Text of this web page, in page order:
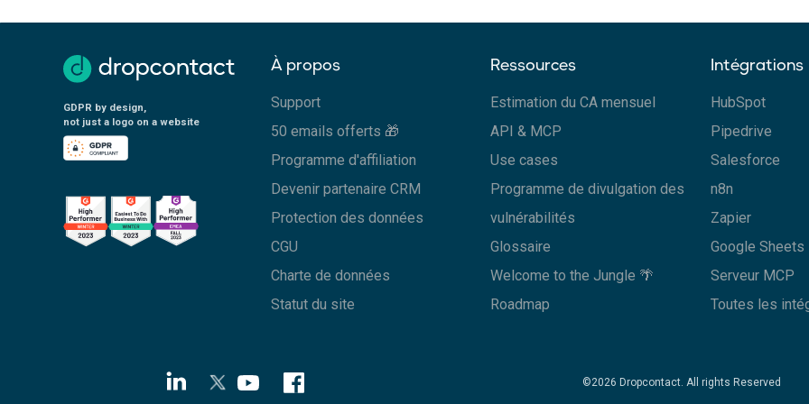
GDPR by design,
not just a logo on a website
À propos
Support
50 emails offerts 🎁
Programme d'affiliation
Devenir partenaire CRM
Protection des données
CGU
Charte de données
Statut du site
Ressources
Estimation du CA mensuel
API & MCP
Use cases
Programme de divulgation des
vulnérabilités
Glossaire
Welcome to the Jungle 🌴
Roadmap
Intégrations
HubSpot
Pipedrive
Salesforce
n8n
Zapier
Google Sheets
Serveur MCP
Toutes les
©2026 Dropcontact. All rights Reserved